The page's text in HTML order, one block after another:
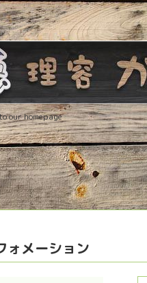
our homepage
ォメーション